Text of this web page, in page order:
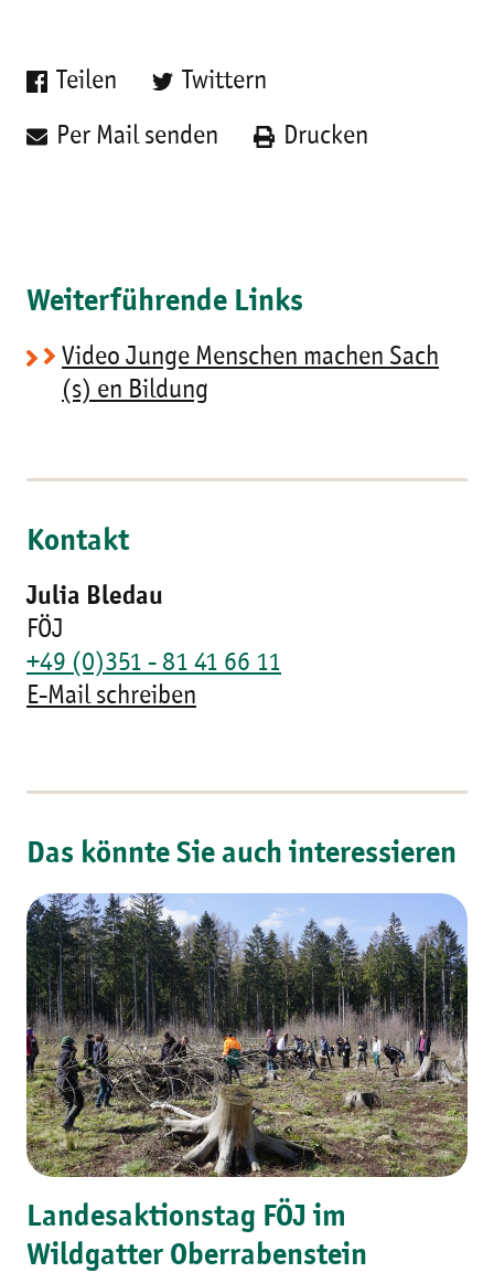
Teilen Twittern
Per Mail senden Drucken
Weiterführende Links
Video Junge Menschen machen Sach
(s) en Bildung
Kontakt
Julia Bledau
FÖJ
+49 (0)351 - 81 41 66 11
E-Mail schreiben
Das könnte Sie auch interessieren
Landesaktionstag FÖJ im
Wildgatter Oberrabenstein